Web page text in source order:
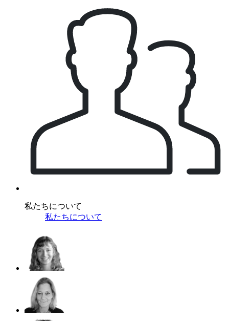
私たちについて
私たちについて